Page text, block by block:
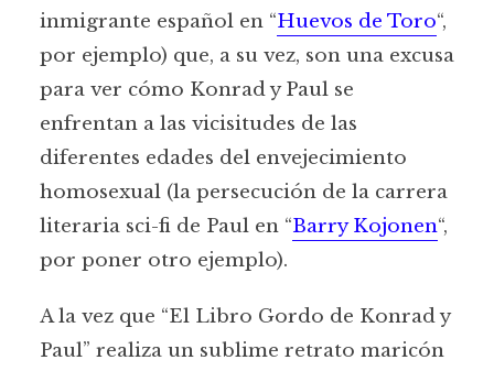
inmigrante español en “Huevos de Toro“,
por ejemplo) que, a su vez, son una excusa
para ver cómo Konrad y Paul se
enfrentan a las vicisitudes de las
diferentes edades del envejecimiento
homosexual (la persecución de la carrera
literaria sci-fi de Paul en “Barry Kojonen“,
por poner otro ejemplo).
A la vez que “El Libro Gordo de Konrad y
Paul” realiza un sublime retrato maricón